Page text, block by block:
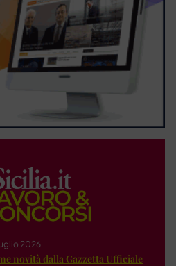
2026
novità dalla Gazzetta Ufficiale